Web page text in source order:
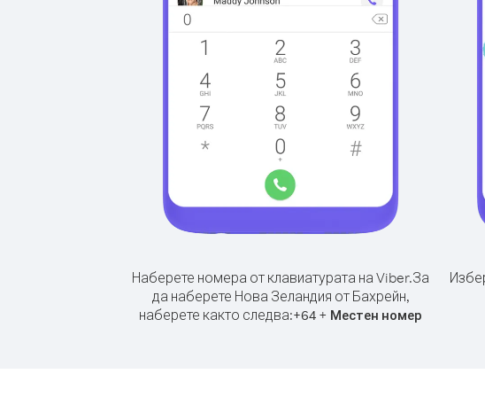
Наберете номера от клавиатурата на Viber.За
да наберете Нова Зеландия от Бахрейн,
наберете както следва:+64 + Местен номер